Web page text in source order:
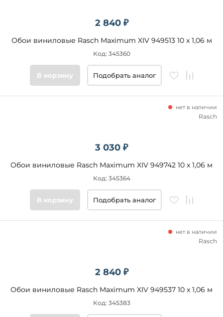
2 840 ₽
Обои виниловые Rasch Maximum XIV 949513 10 x 1,06 м
Код: 345360
В корзину Подобрать аналог
3 030 ₽
Обои виниловые Rasch Maximum XIV 949742 10 x 1,06 м
нет в наличии
Код: 345364
Rasch
В корзину Подобрать аналог
2 840 ₽
Обои виниловые Rasch Maximum XIV 949537 10 x 1,06 м
нет в наличии
Код: 345383
Rasch